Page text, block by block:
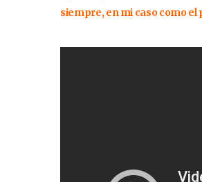
siempre, en mi caso como el